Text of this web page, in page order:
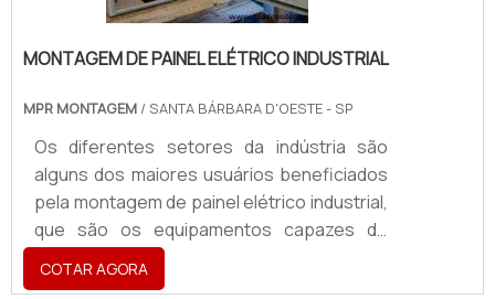
MONTAGEM DE PAINEL ELÉTRICO INDUSTRIAL
MPR MONTAGEM / SANTA BÁRBARA D'OESTE - SP
Os diferentes setores da indústria são
alguns dos maiores usuários beneficiados
pela montagem de painel elétrico industrial,
que são os equipamentos capazes de
proteger toda Instalação elétrica, com a
devida análise e distribuição qualificada e
COTAR AGORA